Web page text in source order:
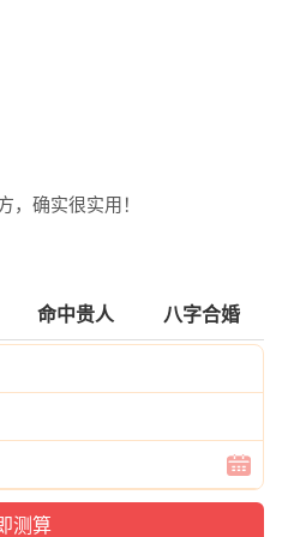
，确实很实用！
命中贵人 八字合婚